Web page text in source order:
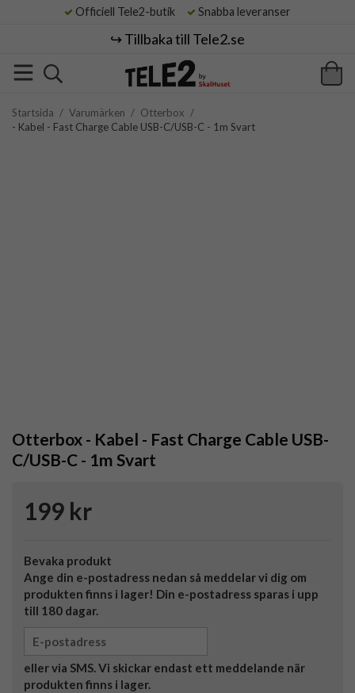
Officiell Tele2-butik Snabba leveranser
↪️ Tillbaka till Tele2.se
Startsida / Varumärken / Otterbox /
- Kabel - Fast Charge Cable USB-C/USB-C - 1m Svart
Otterbox - Kabel - Fast Charge Cable USB-
C/USB-C - 1m Svart
199 kr
Bevaka produkt
Ange din e-postadress nedan så meddelar vi dig om
produkten finns i lager! Din e-postadress sparas i upp
till 180 dagar.
eller via SMS. Vi skickar endast ett meddelande när
produkten finns i lager.